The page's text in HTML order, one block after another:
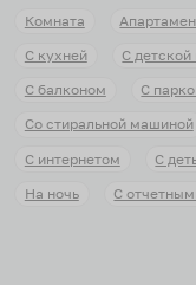
Комната
С кухней
С детской
С балконом
С
Со стиральной машиной
С интернетом
С
На ночь
С